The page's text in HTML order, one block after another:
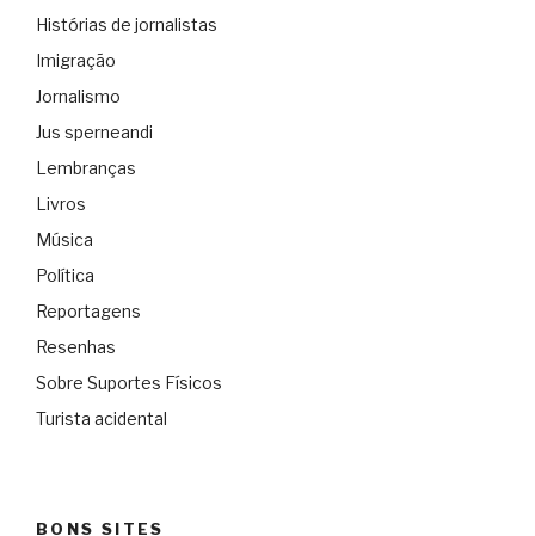
Histórias de jornalistas
Imigração
Jornalismo
Jus sperneandi
Lembranças
Livros
Música
Política
Reportagens
Resenhas
Sobre Suportes Físicos
Turista acidental
BONS SITES